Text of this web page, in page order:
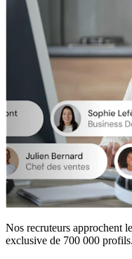
Nos recruteurs approchent
exclusive de 700 000 profils.